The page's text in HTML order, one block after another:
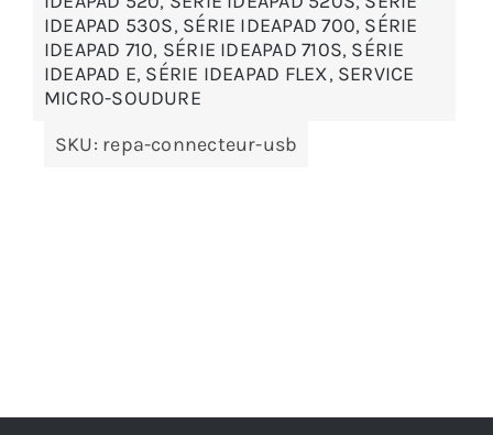
IDEAPAD 530S, SÉRIE IDEAPAD 700, SÉRIE
IDEAPAD 710, SÉRIE IDEAPAD 710S, SÉRIE
IDEAPAD E, SÉRIE IDEAPAD FLEX, SERVICE
MICRO-SOUDURE
SKU: repa-connecteur-usb